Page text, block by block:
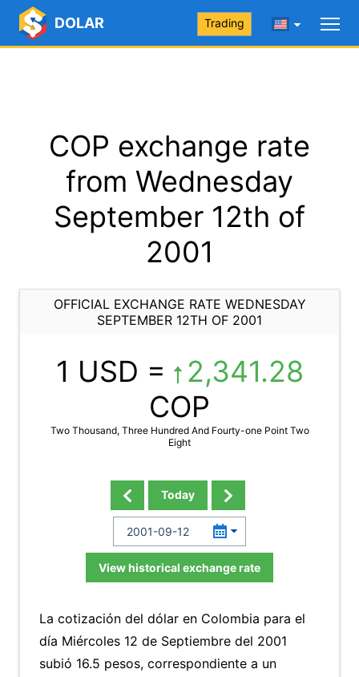
DOLAR Trading
COP exchange rate
from Wednesday
September 12th of
2001
OFFICIAL EXCHANGE RATE WEDNESDAY
SEPTEMBER 12TH OF 2001
1 USD =
2,341.28
COP
Two Thousand, Three Hundred And Fourty-one Point Two
Eight
Today
View historical exchange rate
La cotización del dólar en Colombia para el
día Miércoles 12 de Septiembre del 2001
subió 16.5 pesos, correspondiente a un